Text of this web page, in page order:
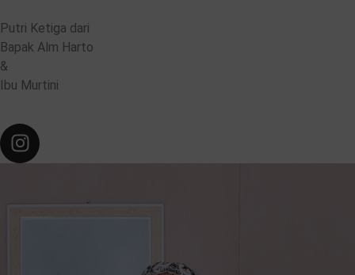
Putri Ketiga dari
Bapak Alm Harto
&
Ibu Murtini